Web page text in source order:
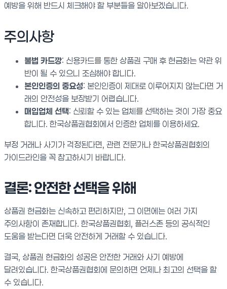
예방을 위해 반드시 체크해야 할 부분들을 알아보겠습니다.
주의사항
불법 카드깡: 신용카드를 통한 상품권 구매 후 현금화는 약관 위
반이 될 수 있으니 조심해야 합니다.
본인인증의 중요성: 본인인증이 제대로 이루어지지 않는다면 거
래의 안전성을 보장받기 어렵습니다.
매입업체 선택: 신뢰할 수 있는 업체를 선택하는 것이 가장 중요
합니다. 한국상품권협회에서 인증한 업체를 이용하세요.
부정 거래나 사기가 걱정된다면, 관련 전문가나 한국상품권협회의
가이드라인을 꼭 참고하시기 바랍니다.
결론: 안전한 선택을 위해
상품권 현금화는 신속하고 편리하지만, 그 이면에는 여러 가지
주의사항이 존재합니다. 한국상품권협회, 플러스존 등의 공식적인
도움을 받는다면 더욱 안전하게 거래할 수 있습니다.
결국, 상품권 현금화의 성공은 안전한 거래와 사기 예방에
달려있습니다. 한국상품권협회에 문의하면 언제나 최고의 선택을 할
수 있습니다.